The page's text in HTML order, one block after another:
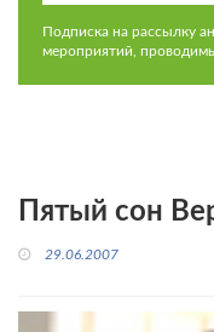
Подписка на рассылку
мероприятий,
Пятый сон
29.06.2007